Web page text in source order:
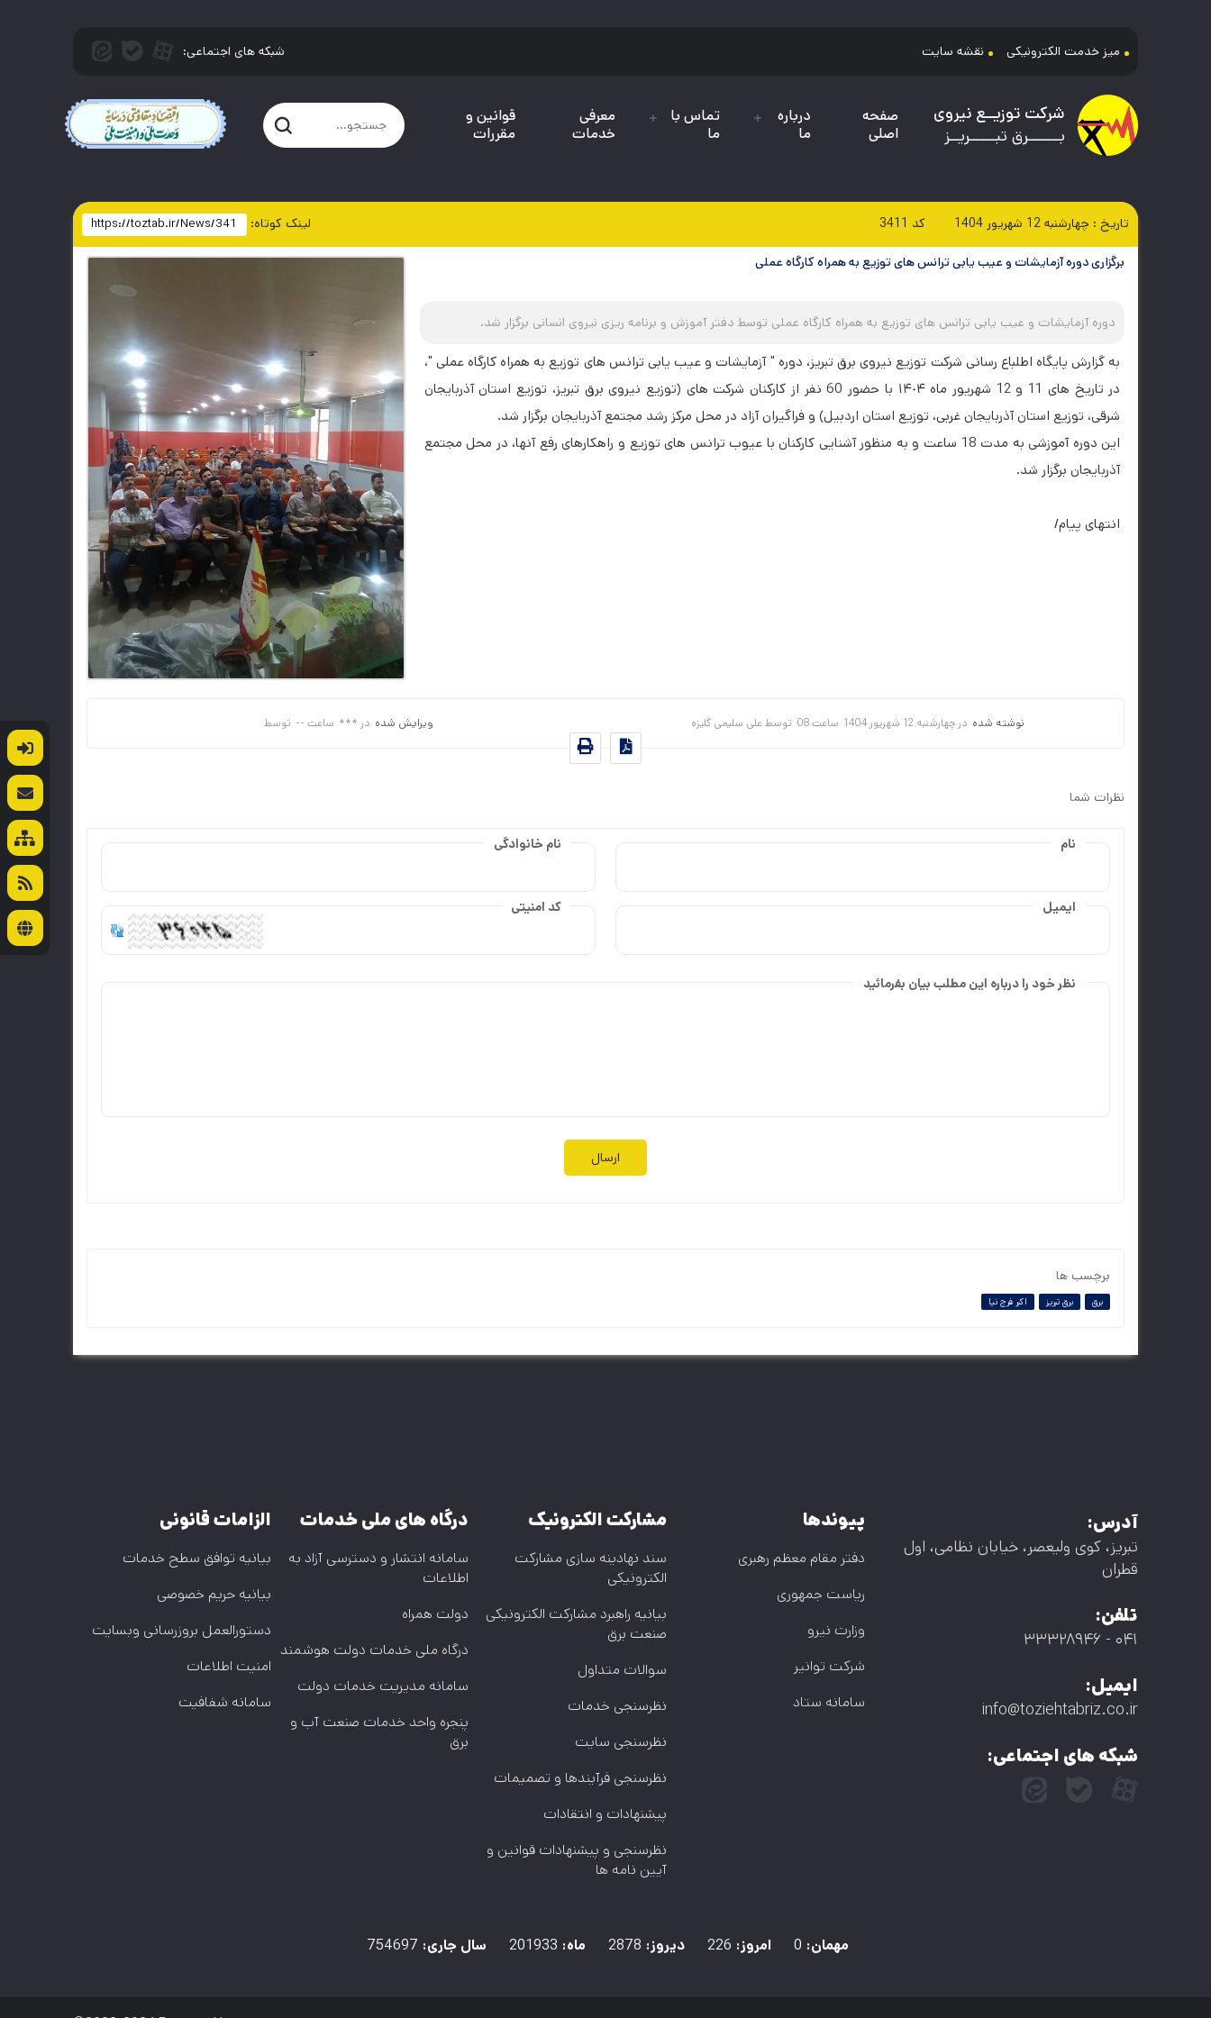
میز خدمت الکترونیکی نقشه سایت شبکه های اجتماعی:
شرکت توزیــع نیروی
بـــــــرق تبــــــریــز
صفحه
اصلی
درباره
ما
تماس با
ما
معرفی
خدمات
قوانین و
مقررات
تاریخ : چهارشنبه 12 شهريور 1404 کد 3411 لینک کوتاه:
برگزاری دوره آزمایشات و عیب یابی ترانس های توزیع به همراه کارگاه عملی
دوره آزمایشات و عیب یابی ترانس های توزیع به همراه کارگاه عملی توسط دفتر آموزش و برنامه ریزی نیروی انسانی برگزار شد.
به گزارش پایگاه اطلباع رسانی شرکت توزیع نیروی برق تبریز، دوره " آزمایشات و عیب یابی ترانس های توزیع به همراه کارگاه عملی "،
در تاریخ های 11 و 12 شهریور ماه ۱۴٠۴ با حضور 60 نفر از کارکنان شرکت های (توزیع نیروی برق تبریز، توزیع استان آذربایجان
شرقی، توزیع استان آذربایجان غربی، توزیع استان اردبیل) و فراگیران آزاد در محل مرکز رشد مجتمع آذربایجان برگزار شد.
این دوره آموزشی به مدت 18 ساعت و به منظور آشنایی کارکنان با عیوب ترانس های توزیع و راهکارهای رفع آنها، در محل مجتمع
آذربایجان برگزار شد.
انتهای پیام/
نوشته شده در چهارشنبه 12 شهريور 1404 ساعت08 توسطعلی سلیمی گلیزه ویرایش شده در *** ساعت -- توسط
نظرات شما
نام نام خانوادگی
ایمیل کد امنیتی
نظر خود را درباره این مطلب بیان بفرمائید
برچسب ها
برق برق تبریز اکبر فرج نیا
آدرس:
تبریز، کوی ولیعصر، خیابان نظامی، اول
قطران
تلفن:
۰۴۱ - ۳۳۳۲۸۹۴۶
ایمیل:
info@toziehtabriz.co.ir
شبکه های اجتماعی:
پیوندها
دفتر مقام معظم رهبری
ریاست جمهوری
وزارت نیرو
شرکت توانیر
سامانه ستاد
مشارکت الکترونیک
سند نهادینه سازی مشارکت
الکترونیکی
بیانیه راهبرد مشارکت الکترونیکی
صنعت برق
سوالات متداول
نظرسنجی خدمات
نظرسنجی سایت
نظرسنجی فرآیندها و تصمیمات
پیشنهادات و انتقادات
نظرسنجی و پیشنهادات قوانین و
آیین نامه ها
درگاه های ملی خدمات
سامانه انتشار و دسترسی آزاد به
اطلاعات
دولت همراه
درگاه ملی خدمات دولت هوشمند
سامانه مدیریت خدمات دولت
پنجره واحد خدمات صنعت آب و
برق
الزامات قانونی
بیانیه توافق سطح خدمات
بیانیه حریم خصوصی
دستورالعمل بروزرسانی وبسایت
امنیت اطلاعات
سامانه شفافیت
مهمان: 0 امروز: 226 ديروز: 2878 ماه: 201933 سال جاری: 754697